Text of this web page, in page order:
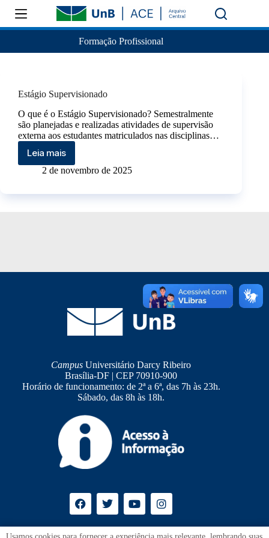
Formação Profissional
Estágio Supervisionado
O que é o Estágio Supervisionado? Semestralmente
são planejadas e realizadas atividades de supervisão
externa aos estudantes matriculados nas disciplinas…
Leia mais
2 de novembro de 2025
Campus Universitário Darcy Ribeiro
Brasília-DF | CEP 70910-900
Horário de funcionamento: de 2ª a 6ª, das 7h às 23h.
Sábado, das 8h às 18h.
UnB